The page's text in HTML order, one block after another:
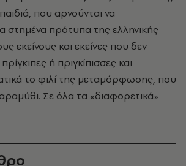
που αρνούνται να
στηµένα πρότυπα της ελληνικής
εκείνους και εκείνες που δεν
ή πριγκίπισσες και
το φιλί της µεταµόρφωσης, που
Σε όλα τα «διαφορετικά»